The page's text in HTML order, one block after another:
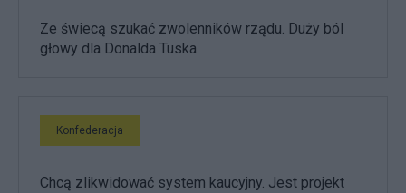
Ze świecą szukać zwolenników rządu. Duży ból
głowy dla Donalda Tuska
Konfederacja
Chcą zlikwidować system kaucyjny. Jest projekt